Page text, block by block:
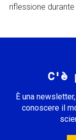
riflessione
C'è
È una
conoscere il